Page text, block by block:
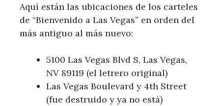
Aquí están las ubicaciones de los carteles
de “Bienvenido a Las Vegas” en orden del
más antiguo al más nuevo:
5100 Las Vegas Blvd S, Las Vegas,
NV 89119 (el letrero original)
Las Vegas Boulevard y 4th Street
(fue destruido y ya no está)